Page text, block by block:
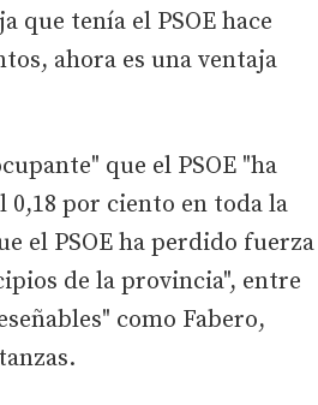
que tenía el PSOE hace
ahora es una ventaja
que el PSOE "ha
0,18 por ciento en toda la
el PSOE ha perdido fuerza
de la provincia", entre
como Fabero,